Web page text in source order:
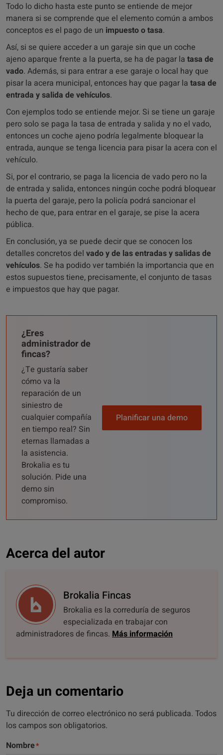
Todo lo dicho hasta este punto se entiende de mejor
manera si se comprende que el elemento común a ambos
conceptos es el pago de un impuesto o tasa.
Así, si se quiere acceder a un garaje sin que un coche
ajeno aparque frente a la puerta, se ha de pagar la tasa de
vado. Además, si para entrar a ese garaje o local hay que
pisar la acera municipal, entonces hay que pagar la tasa de
entrada y salida de vehículos.
Con ejemplos todo se entiende mejor. Si se tiene un garaje
pero solo se paga la tasa de entrada y salida y no el vado,
entonces un coche ajeno podría legalmente bloquear la
entrada, aunque se tenga licencia para pisar la acera con el
vehículo.
Si, por el contrario, se paga la licencia de vado pero no la
de entrada y salida, entonces ningún coche podrá bloquear
la puerta del garaje, pero la policía podrá sancionar el
hecho de que, para entrar en el garaje, se pise la acera
pública.
En conclusión, ya se puede decir que se conocen los
detalles concretos del vado y de las entradas y salidas de
vehículos. Se ha podido ver también la importancia que en
estos supuestos tiene, precisamente, el conjunto de tasas
e impuestos que hay que pagar.
¿Eres
administrador de
fincas?
¿Te gustaría saber
cómo va la
reparación de un
siniestro de
cualquier compañía
en tiempo real? Sin
eternas llamadas a
la asistencia.
Brokalia es tu
solución. Pide una
demo sin
compromiso.
Planificar una demo
Acerca del autor
Brokalia Fincas
Brokalia es la correduría de seguros
especializada en trabajar con
administradores de fincas. Más información
Deja un comentario
Tu dirección de correo electrónico no será publicada. Todos
los campos son obligatorios.
Nombre